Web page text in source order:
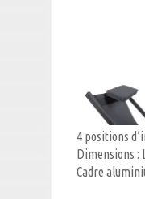
4 positions
Dimensions :
Cadre